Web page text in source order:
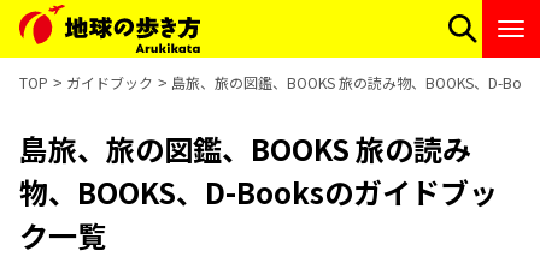
TOP ガイドブック 島旅、旅の図鑑、BOOKS 旅の読み物、BOOKS、D-
島旅、旅の図鑑、BOOKS 旅の読み
物、BOOKS、D-Booksのガイドブッ
ク一覧